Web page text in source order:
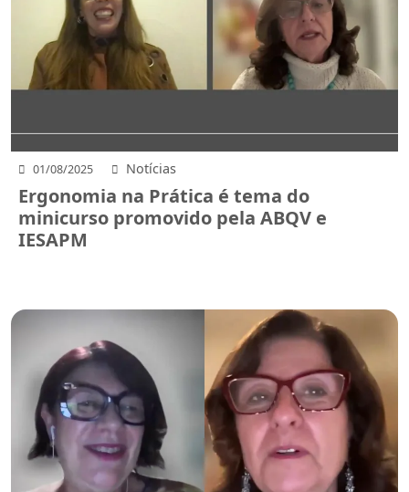
01/08/2025 Notícias
Ergonomia na Prática é tema do
minicurso promovido pela ABQV e
IESAPM